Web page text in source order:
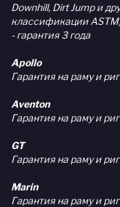
Downhill, Dirt Jump и
классификации
- гарантия 3 года
Apollo
Гарантия на раму и
Aventon
Гарантия на раму и
GT
Гарантия на раму и
Marin
Гарантия на раму и